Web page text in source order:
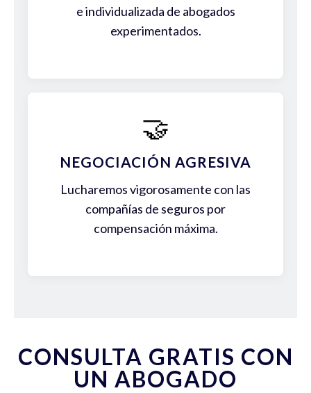
e individualizada de abogados
experimentados.
🤝
NEGOCIACIÓN AGRESIVA
Lucharemos vigorosamente con las
compañías de seguros por
compensación máxima.
CONSULTA GRATIS CON
UN ABOGADO